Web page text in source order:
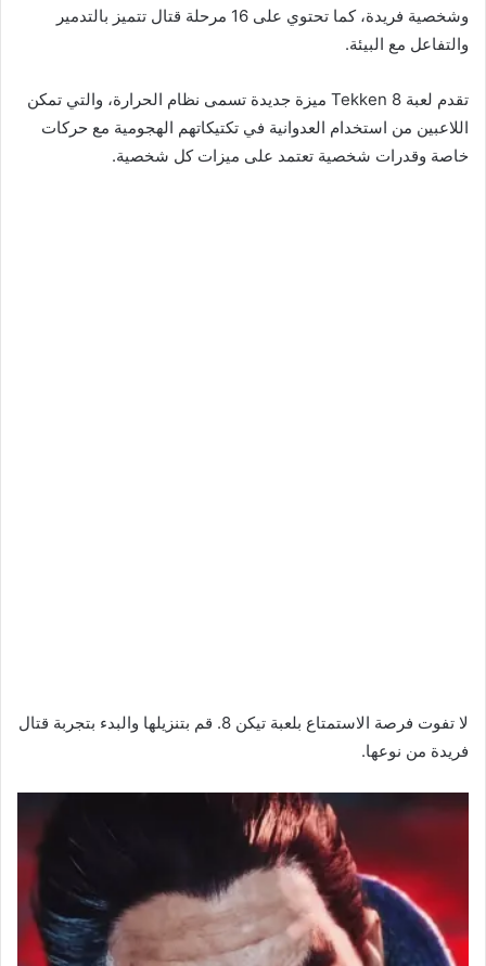
وشخصية فريدة، كما تحتوي على 16 مرحلة قتال تتميز بالتدمير
والتفاعل مع البيئة.
تقدم لعبة Tekken 8 ميزة جديدة تسمى نظام الحرارة، والتي تمكن
اللاعبين من استخدام العدوانية في تكتيكاتهم الهجومية مع حركات
خاصة وقدرات شخصية تعتمد على ميزات كل شخصية.
لا تفوت فرصة الاستمتاع بلعبة تيكن 8. قم بتنزيلها والبدء بتجربة قتال
فريدة من نوعها.